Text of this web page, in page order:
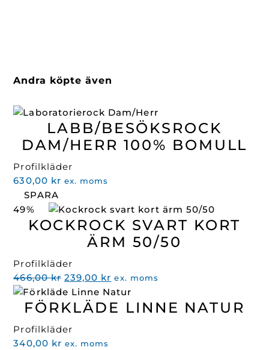
Andra köpte även
LABB/BESÖKSROCK
DAM/HERR 100% BOMULL
Profilkläder
630,00 kr ex. moms
SPARA
49%
KOCKROCK SVART KORT
ÄRM 50/50
Profilkläder
466,00kr Det
ursprungliga
priset
466,00 kr.
239,00 kr Det
nuvarande
priset
ex. moms
FÖRKLÄDE LINNE NATUR
Profilkläder
340,00 kr ex. moms